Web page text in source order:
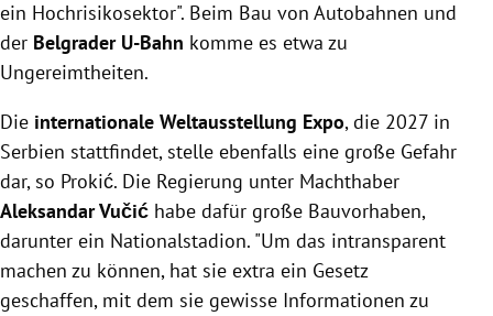
ein Hochrisikosektor". Beim Bau von Autobahnen und
der Belgrader U-Bahn komme es etwa zu
Ungereimtheiten.
Die internationale Weltausstellung Expo, die 2027 in
Serbien stattfindet, stelle ebenfalls eine große Gefahr
dar, so Prokić. Die Regierung unter Machthaber
Aleksandar Vučić habe dafür große Bauvorhaben,
darunter ein Nationalstadion. "Um das intransparent
machen zu können, hat sie extra ein Gesetz
geschaffen, mit dem sie gewisse Informationen zu